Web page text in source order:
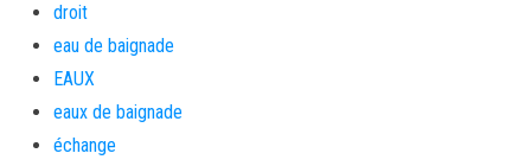
droit
eau de baignade
EAUX
eaux de baignade
échange